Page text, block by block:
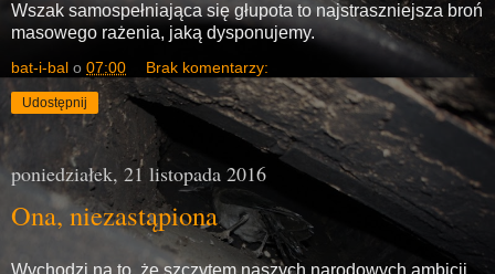
Wszak samospełniająca się głupota to najstraszniejsza broń
masowego rażenia, jaką dysponujemy.
bat-i-bal o 07:00 Brak komentarzy:
Udostępnij
poniedziałek, 21 listopada 2016
Ona, niezastąpiona
Wychodzi na to, że szczytem naszych narodowych ambicji